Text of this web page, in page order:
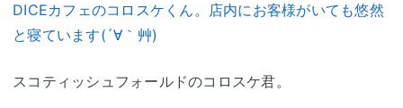
DICEカフェのコロスケくん。店内にお客様がいても悠然
と寝ています(´∀｀艸)
スコティッシュフォールドのコロスケ君。